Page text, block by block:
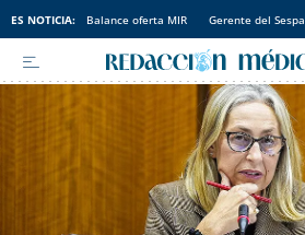
ES NOTICIA: Balance oferta MIR Gerente del Sespa